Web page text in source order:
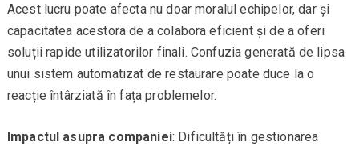
Acest lucru poate afecta nu doar moralul echipelor, dar și
capacitatea acestora de a colabora eficient și de a oferi
soluții rapide utilizatorilor finali. Confuzia generată de lipsa
unui sistem automatizat de restaurare poate duce la o
reacție întârziată în fața problemelor.
Impactul asupra companiei: Dificultăți în gestionarea